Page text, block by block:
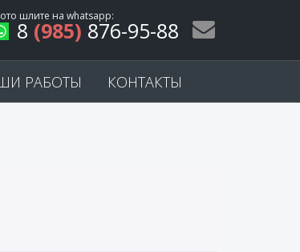
шлите на whatsapp:
8 (985) 876-95-88
РАБОТЫ КОНТАКТЫ